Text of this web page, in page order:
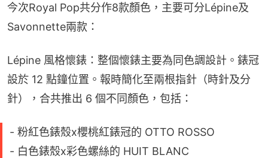
今次Royal Pop共分作8款顏色，主要可分Lépine及
Savonnette兩款：
Lépine 風格懷錶：整個懷錶主要為同色調設計。錶冠
設於 12 點鐘位置。報時簡化至兩根指針（時針及分
針），合共推出 6 個不同顏色，包括：
- 粉紅色錶殼x櫻桃紅錶冠的 OTTO ROSSO
- 白色錶殼x彩色螺絲的 HUIT BLANC